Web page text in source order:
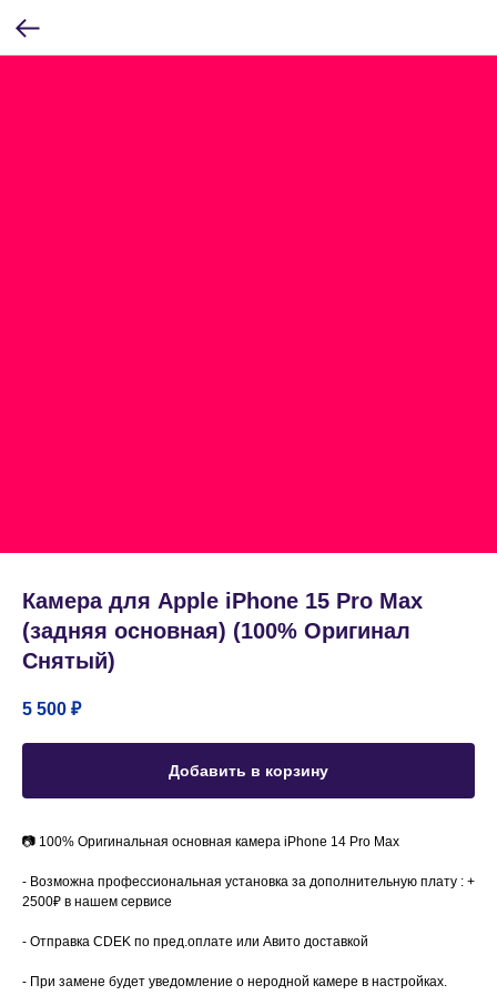
Камера для Apple iPhone 15 Pro Max
(задняя основная) (100% Оригинал
Снятый)
5 500 ₽
Добавить в корзину
📷 100% Оригинальная основная камера iPhone 14 Pro Max
⁃ Возможна профессиональная установка за дополнительную плату : +
2500₽ в нашем сервисе
⁃ Отправка CDEK по пред.оплате или Авито доставкой
⁃ При замене будет уведомление о неродной камере в настройках.